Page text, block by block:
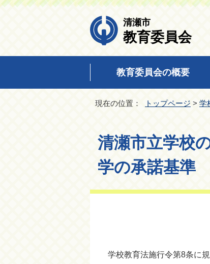
清瀬市
教育委員会
教育委員会の概要
現在の位置： トップページ > 学
清瀬市立学校
学の承諾基準
学校教育法施行令第8条に